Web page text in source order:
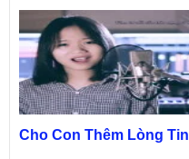
Cho Con Thêm Lòng Tin